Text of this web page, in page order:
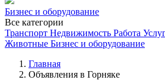
Бизнес и оборудование
Все категории
Транспорт Недвижимость Работа
Животные Бизнес и оборудование
Главная
Объявления в Горняке